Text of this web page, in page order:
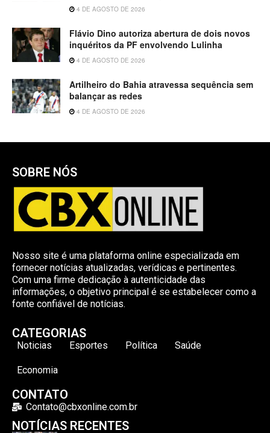
4 DE AGOSTO DE 2026
Flávio Dino autoriza abertura de dois novos
inquéritos da PF envolvendo Lulinha
4 DE AGOSTO DE 2026
Artilheiro do Bahia atravessa sequência sem
balançar as redes
4 DE AGOSTO DE 2026
SOBRE NÓS
Nosso site é uma plataforma online especializada em
fornecer notícias atualizadas, verídicas e pertinentes.
Com uma firme dedicação à autenticidade das
informações, o objetivo principal é se estabelecer como a
fonte confiável de notícias.
CATEGORIAS
Noticias Esportes Política Saúde
Economia
CONTATO
Contato@cbxonline.com.br
NOTÍCIAS RECENTES